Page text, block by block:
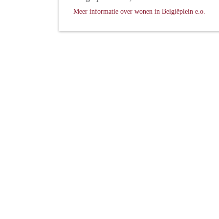
Meer informatie over wonen in Belgiëplein e.o.